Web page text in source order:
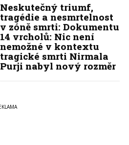
Neskutečný triumf,
tragédie a nesmrtelnost
v zóně smrti: Dokumentu
14 vrcholů: Nic není
nemožné v kontextu
tragické smrti Nirmala
Purji nabyl nový rozměr